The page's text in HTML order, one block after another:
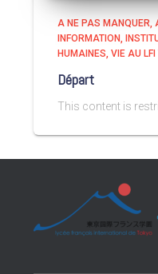
A NE PAS MANQUER
INFORMATION
HUMAINES VIE AU LFI
Départ
This content is